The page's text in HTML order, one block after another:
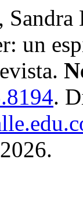
un
.